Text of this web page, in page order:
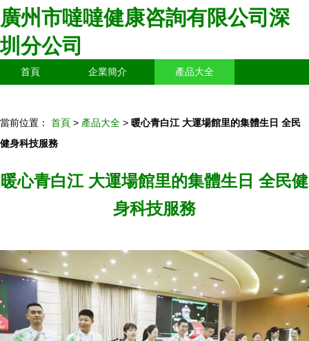
廣州市噠噠健康咨詢有限公司深
圳分公司
首頁 企業簡介 產品大全
當前位置： 首頁 > 產品大全 > 暖心青白江 大運場館里的集體生日 全民
健身科技服務
暖心青白江 大運場館里的集體生日 全民健
身科技服務